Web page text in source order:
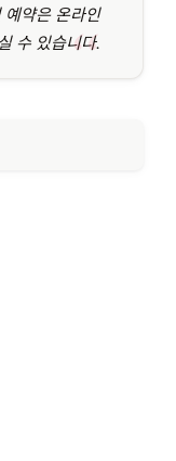
예약은 온라인
수 있습니다.